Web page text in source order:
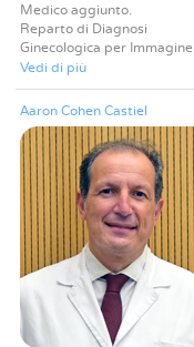
Medico aggiunto
Reparto di Diagnosi
Ginecologica per Immagine
Vedi di più
Aaron Cohen Castiel